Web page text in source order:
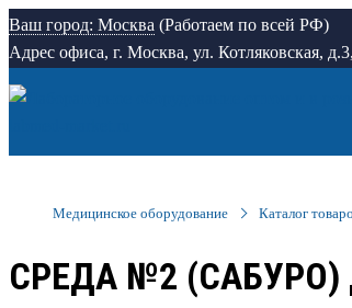
Ваш город: Москва (Работаем по всей РФ)
Адрес офиса, г. Москва, ул. Котляковская,
Медицинское оборудование Каталог
СРЕДА №2